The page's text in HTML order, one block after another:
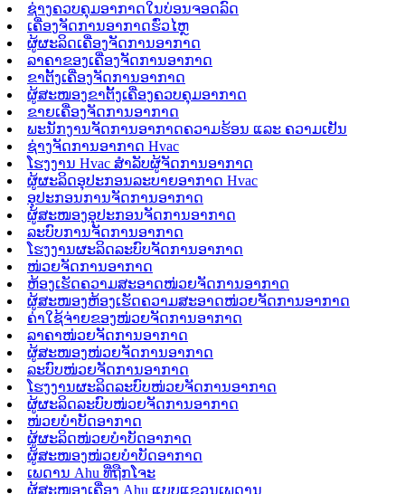
ຊ່າງຄວບຄຸມອາກາດໃນບ່ອນຈອດລົດ
ເຄື່ອງຈັດການອາກາດຮົ່ວໄຫຼ
ຜູ້ຜະລິດເຄື່ອງຈັດການອາກາດ
ລາຄາຂອງເຄື່ອງຈັດການອາກາດ
ຂາຕັ້ງເຄື່ອງຈັດການອາກາດ
ຜູ້ສະໜອງຂາຕັ້ງເຄື່ອງຄວບຄຸມອາກາດ
ຂາຍເຄື່ອງຈັດການອາກາດ
ພະນັກງານຈັດການອາກາດຄວາມຮ້ອນ ແລະ ຄວາມເຢັນ
ຊ່າງຈັດການອາກາດ Hvac
ໂຮງງານ Hvac ສຳລັບຜູ້ຈັດການອາກາດ
ຜູ້ຜະລິດອຸປະກອນລະບາຍອາກາດ Hvac
ອຸປະກອນການຈັດການອາກາດ
ຜູ້ສະໜອງອຸປະກອນຈັດການອາກາດ
ລະບົບການຈັດການອາກາດ
ໂຮງງານຜະລິດລະບົບຈັດການອາກາດ
ໜ່ວຍຈັດການອາກາດ
ຫ້ອງເຮັດຄວາມສະອາດໜ່ວຍຈັດການອາກາດ
ຜູ້ສະໜອງຫ້ອງເຮັດຄວາມສະອາດໜ່ວຍຈັດການອາກາດ
ຄ່າໃຊ້ຈ່າຍຂອງໜ່ວຍຈັດການອາກາດ
ລາຄາໜ່ວຍຈັດການອາກາດ
ຜູ້ສະໜອງໜ່ວຍຈັດການອາກາດ
ລະບົບໜ່ວຍຈັດການອາກາດ
ໂຮງງານຜະລິດລະບົບໜ່ວຍຈັດການອາກາດ
ຜູ້ຜະລິດລະບົບໜ່ວຍຈັດການອາກາດ
ໜ່ວຍບຳບັດອາກາດ
ຜູ້ຜະລິດໜ່ວຍບຳບັດອາກາດ
ຜູ້ສະໜອງໜ່ວຍບຳບັດອາກາດ
ເພດານ Ahu ທີ່ຖືກໂຈະ
ຜູ້ສະໜອງເຄື່ອງ Ahu ແບບແຂວນເພດານ